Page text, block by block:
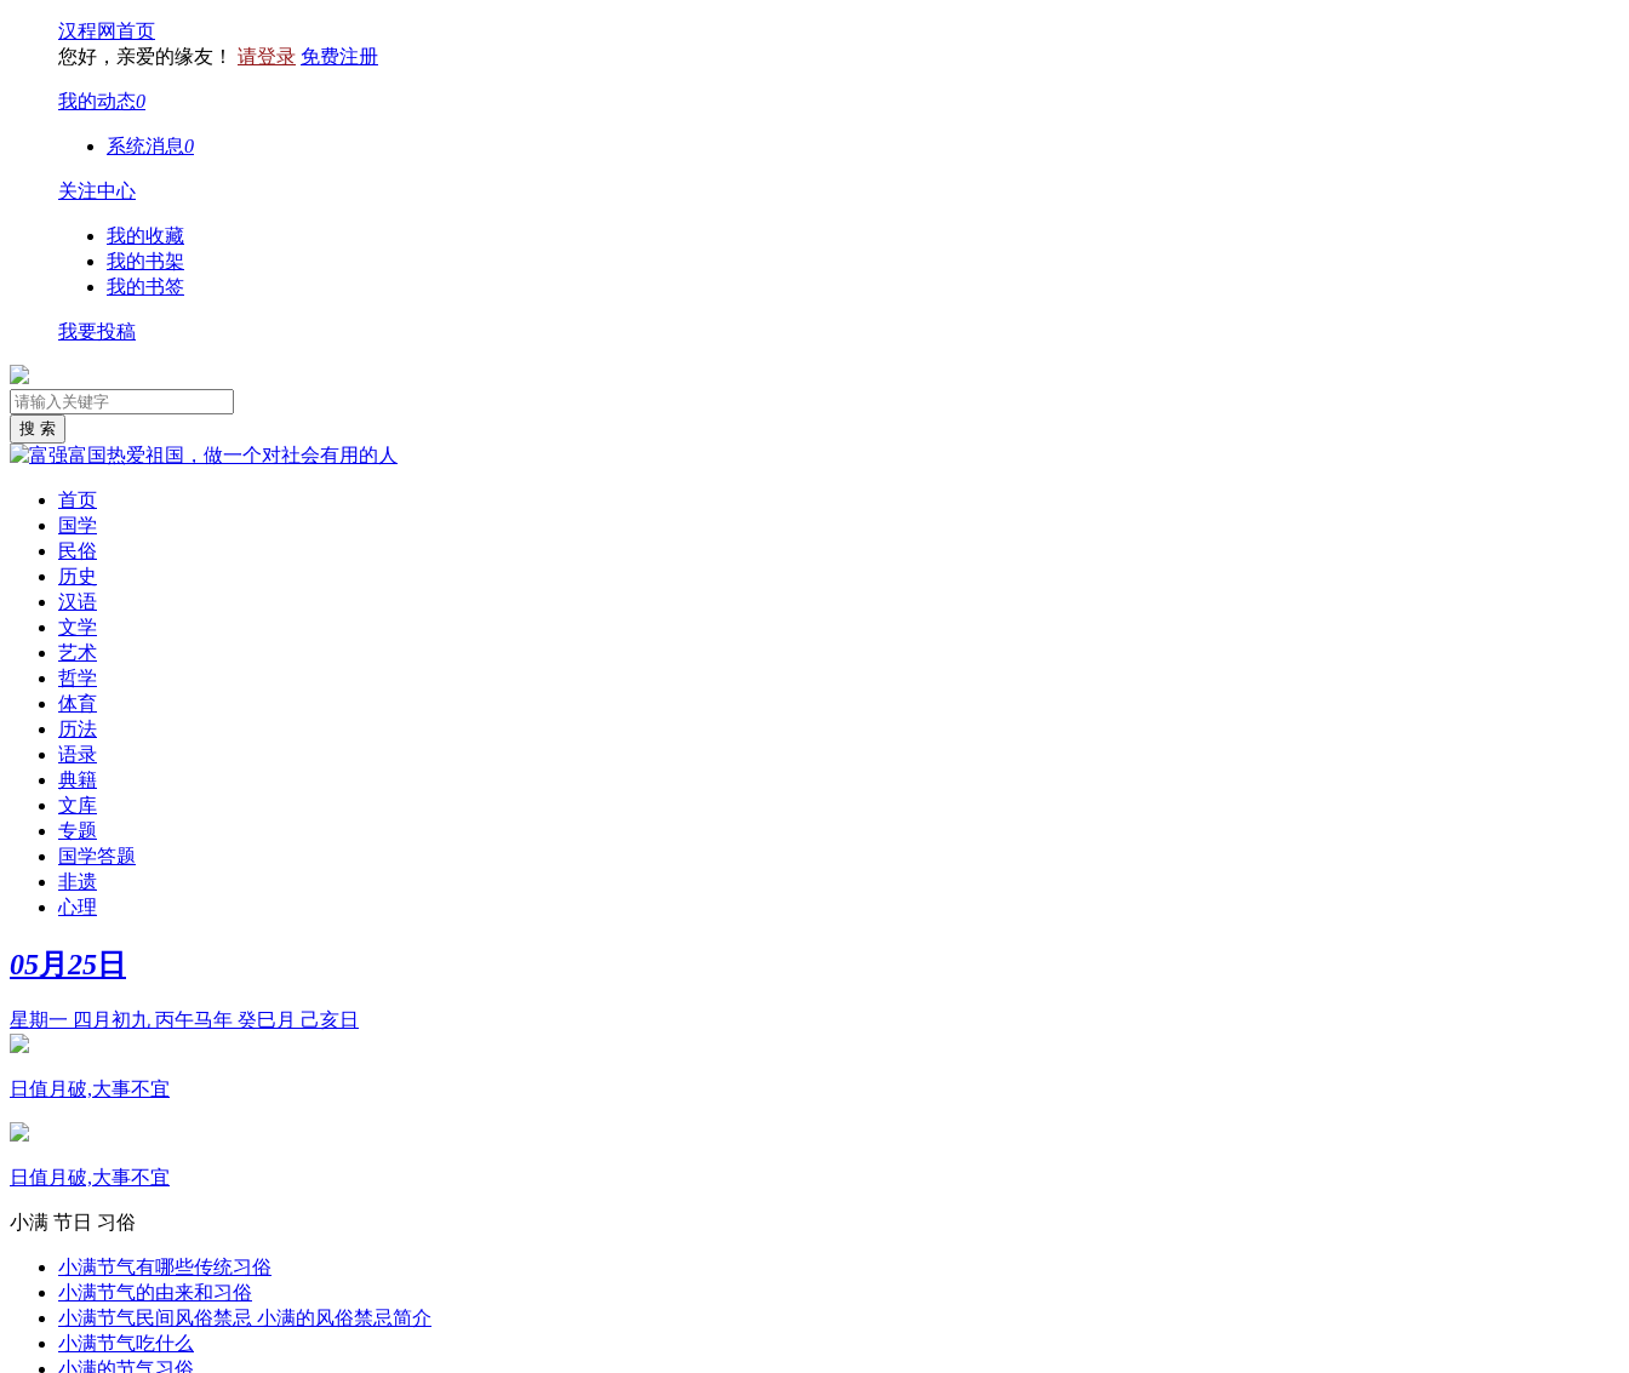
汉程网首页
您好，亲爱的缘友！ 请登录 免费注册
我的动态0
系统消息0
关注中心
我的收藏
我的书架
我的书签
我要投稿
首页
国学
民俗
历史
汉语
文学
艺术
哲学
体育
历法
语录
典籍
文库
专题
国学答题
非遗
心理
05月 25 日
星期一 四月初九 丙午马年 癸巳月 己亥日
日值月破,大事不宜
日值月破,大事不宜
小满 节日 习俗
小满节气有哪些传统习俗
小满节气的由来和习俗
小满节气民间风俗禁忌 小满的风俗禁忌简介
小满节气吃什么
小满的节气习俗